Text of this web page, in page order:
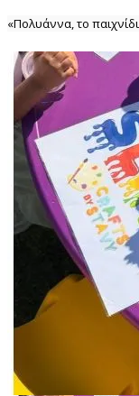
«Πολυάννα, το